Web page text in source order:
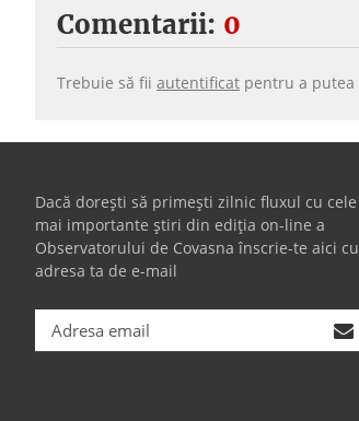
Comentarii: 0
Trebuie să fii autentificat pentru a putea
Dacă dorești să primești zilnic fluxul cu cele
mai importante știri din ediția on-line a
Observatorului de Covasna înscrie-te aici cu
adresa ta de e-mail